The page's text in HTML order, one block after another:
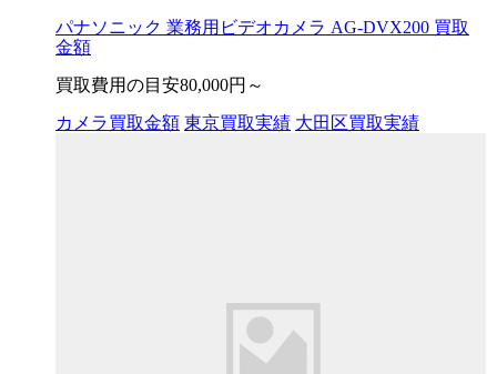
パナソニック 業務用ビデオカメラ AG-DVX200 買取
金額
買取費用の目安80,000円～
カメラ買取金額 東京買取実績 大田区買取実績